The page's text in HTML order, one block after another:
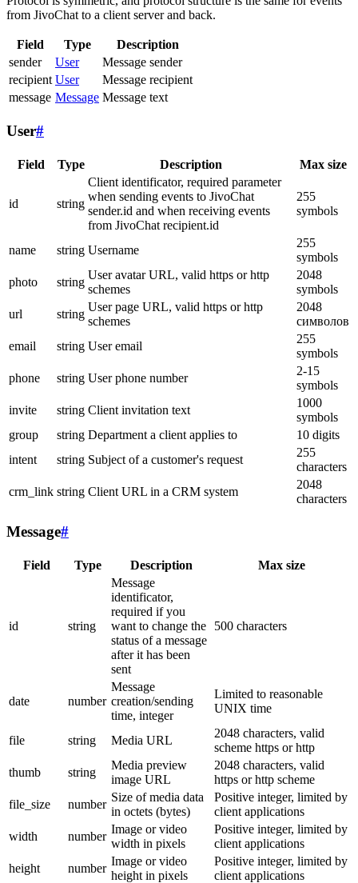
from JivoChat to a client server and back.
Field Type
Description
sender
User
Message sender
recipient User
Message recipient
message Message Message text
User#
Field Type Description Max size
id string
Client identificator, required parameter
when sending events to JivoChat
sender.id and when receiving events
from JivoChat recipient.id
255
symbols
name string Username
255
symbols
photo
string
User avatar URL, valid https or http
schemes
2048
symbols
url
string
User page URL, valid https or http
schemes
2048
символов
email
string User email
255
symbols
phone
string User phone number
2-15
symbols
invite
string Client invitation text
1000
symbols
group
string Department a client applies to
10 digits
intent
string Subject of a customer's request
255
characters
crm_link string Client URL in a CRM system
2048
characters
Message#
Field Type Description Max size
id string
Message
identificator,
required if you
want to change the
status of a message
after it has been
sent
500 characters
date number
Message
creation/sending
time, integer
Limited to reasonable
UNIX time
file string Media URL
2048 characters, valid
scheme https or http
thumb
string
Media preview
image URL
2048 characters, valid
https or http scheme
file_size
number
Size of media data
in octets (bytes)
Positive integer, limited by
client applications
width
number
Image or video
width in pixels
Positive integer, limited by
client applications
height
number
Image or video
height in pixels
Positive integer, limited by
client applications